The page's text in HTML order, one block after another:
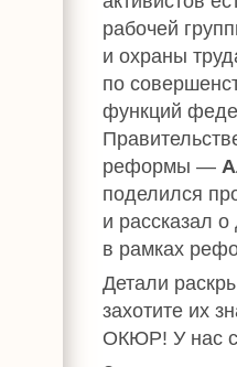
рабочей
и охраны
по
функций
реформы —
поделился
и рассказал
в рамках
Детали
захотите их
ОКЮР! У нас